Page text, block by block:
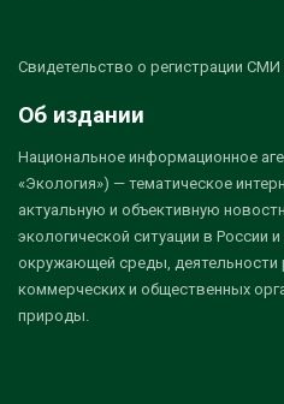
Свидетельство о регистрации
Об издании
Национальное информационное
«Экология») — тематическое
актуальную и объективную
экологической ситуации в России
окружающей среды, деятельности
коммерческих и общественных
природы.